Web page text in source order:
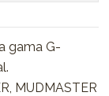
gama G-
MUDMASTER